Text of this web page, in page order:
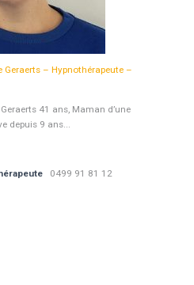
Geraerts – Hypnothérapeute –
41 ans, Maman d’une
depuis 9 ans...
0499 91 81 12